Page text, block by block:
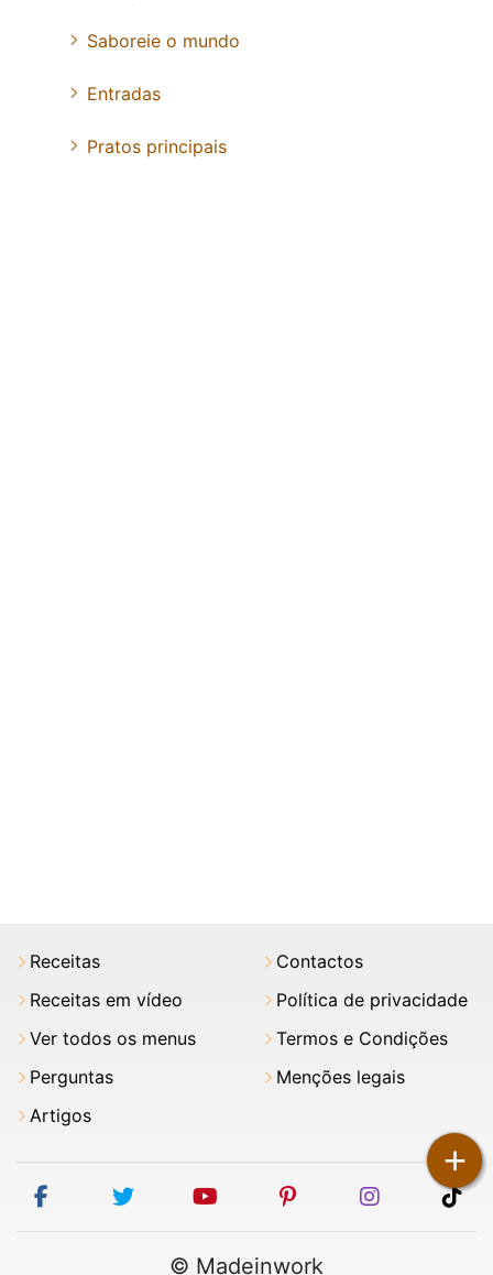
+
Saboreie o mundo
Entradas
Pratos principais
Receitas
Receitas em vídeo
Ver todos os menus
Perguntas
Artigos
Contactos
Política de privacidade
Termos e Condições
Menções legais
facebooktwitter youtubepinterestinstagram
© Madeinwork